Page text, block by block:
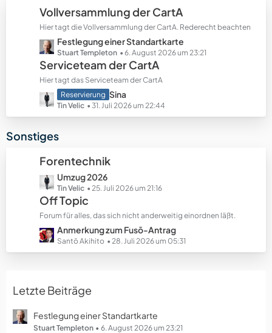
e
t
r
ä
g
e
e
B
e
i
t
r
ä
g
e
Vollversammlung der CartA
Hier tagt die Vollversammlung der CartA. Rederecht beachten
L
e
t
z
t
e
B
i
r
ä
g
e
Festlegung einer Standartkarte
Stuart Templeton 6. August 2026 um 23:21
Serviceteam der CartA
Hier tagt das Serviceteam der CartA
L
e
t
t
e
B
e
i
t
r
ä
g
e
Reservierung Sina
Tin Velic 31. Juli 2026 um 22:44
Sonstiges
Forentechnik
L
e
t
z
t
e
B
t
r
g
Umzug 2026
Tin Velic 25. Juli 2026 um 21:16
Off Topic
Forum für alles, das sich nicht anderweitig einordnen läßt.
L
e
t
e
e
i
Anmerkung zum Fusō-Antrag
Santō Akihito 28. Juli 2026 um 05:31
Letzte Beiträge
Festlegung einer Standartkarte
Stuart Templeton 6. August 2026 um 23:21